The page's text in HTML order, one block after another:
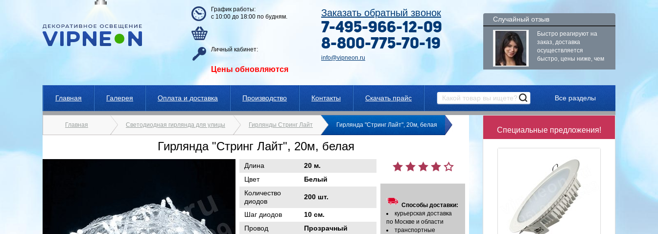
График работы:
с 10:00 до 18:00 по будням.
Личный кабинет:
Цены обновляются
Заказать обратный звонок
7-495-966-12-09
8-800-775-70-19
info@vipneon.ru
Случайный отзыв
Быстро реагируют на
заказ, доставка
осуществляется
быстро, цены ниже, чем
Главная Галерея Оплата и доставка Производство Контакты Скачать прайс Все разделы
Специальные предложения!
Главная Светодиодная гирлянда для улицы Гирлянды Стринг Лайт Гирлянда "Стринг Лайт", 20м, белая
Гирлянда "Стринг Лайт", 20м, белая
Длина
20 м.
Цвет
Белый
Количество
диодов
200 шт.
Шаг диодов
10 см.
Провод
Прозрачный
Способы доставки:
курьерская доставка
по Москве и области
транспортные